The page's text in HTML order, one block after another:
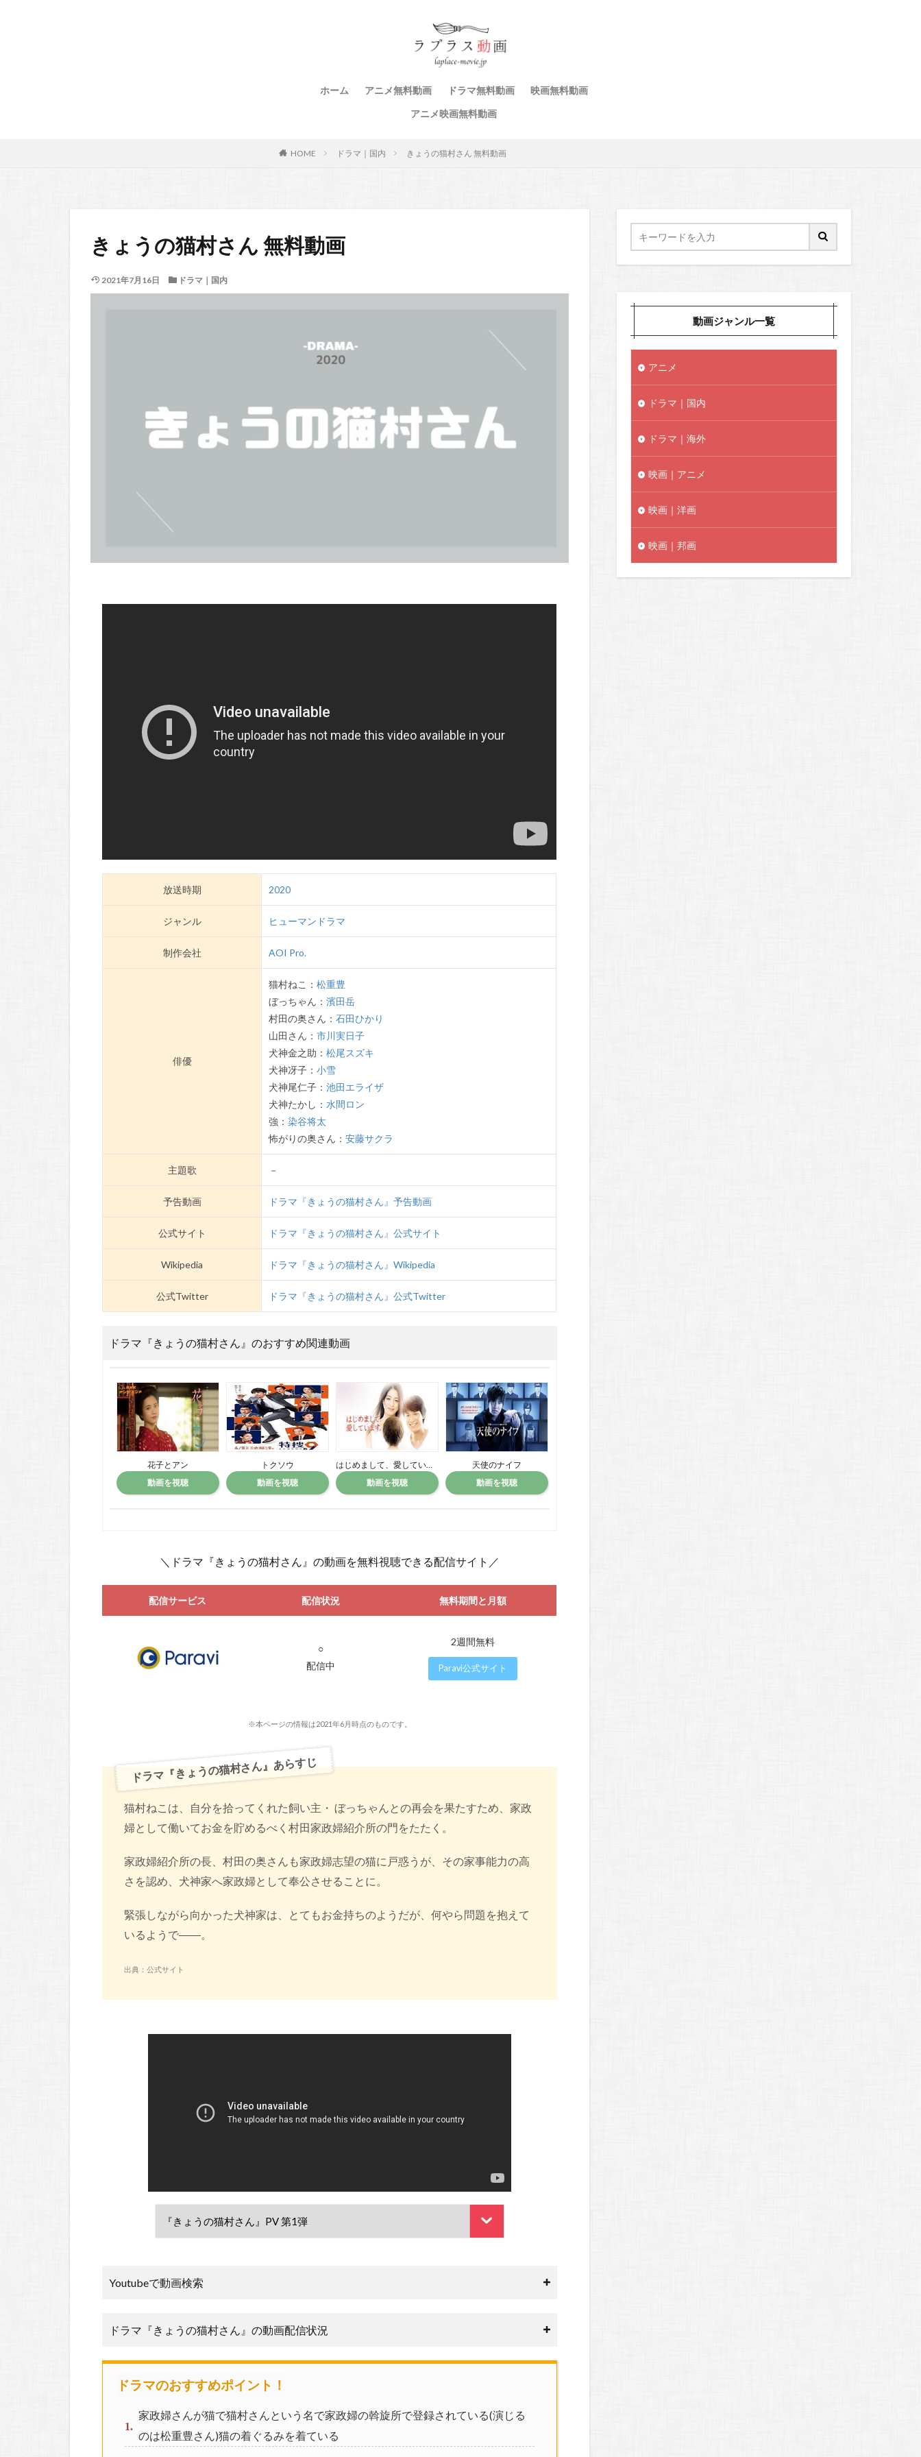
ホーム アニメ無料動画 ドラマ無料動画
映画無料動画
アニメ映画無料動画
HOME ドラマ｜国内 きょうの猫村さん 無料動画
きょうの猫村さん 無料動画
2021年7月16日 ドラマ｜国内
放送時期 2020
ジャンル ヒューマンドラマ
制作会社 AOI Pro.
俳優
猫村ねこ：松重豊
ぼっちゃん：濱田岳
村田の奥さん：石田ひかり
山田さん：市川実日子
犬神金之助：松尾スズキ
犬神冴子：小雪
犬神尾仁子：池田エライザ
犬神たかし：水間ロン
強：染谷将太
怖がりの奥さん：安藤サクラ
主題歌 －
予告動画 ドラマ『きょうの猫村さん』予告動画
公式サイト ドラマ『きょうの猫村さん』公式サイト
Wikipedia ドラマ『きょうの猫村さん』Wikipedia
公式Twitter ドラマ『きょうの猫村さん』公式Twitter
ドラマ『きょうの猫村さん』のおすすめ関連動画
花子とアン
動画を視聴
トクソウ
動画を視聴
はじめまして、愛しています。
動画を視聴
天使のナイフ
動画を視聴
＼ドラマ『きょうの猫村さん』の動画を無料視聴できる配信サイト／
配信サービス 配信状況 無料期間と月額
○
配信中
2週間無料
Paravi公式サイト
※本ページの情報は2021年6月時点のものです。
ドラマ『きょうの猫村さん』あらすじ
猫村ねこは、自分を拾ってくれた飼い主・ ぼっちゃんとの再会を果たすため、家政
婦として働いてお金を貯めるべく村田家政婦紹介所の門をたたく。
家政婦紹介所の長、村田の奥さんも家政婦志望の猫に戸惑うが、その家事能力の高
さを認め、犬神家へ家政婦として奉公させることに。
緊張しながら向かった犬神家は、とてもお金持ちのようだが、何やら問題を抱えて
いるようで――。
出典：公式サイト
Youtubeで動画検索
ドラマ『きょうの猫村さん』の動画配信状況
ドラマのおすすめポイント！
家政婦さんが猫で猫村さんという名で家政婦の斡旋所で登録されている(演じる
のは松重豊さん)猫の着ぐるみを着ている
動画ジャンル一覧
アニメ
ドラマ｜国内
ドラマ｜海外
映画｜アニメ
映画｜洋画
映画｜邦画